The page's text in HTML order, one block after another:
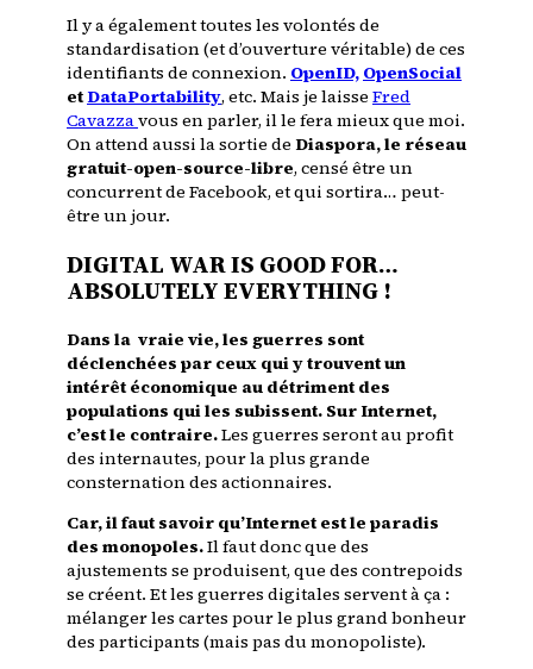
Il y a également toutes les volontés de
standardisation (et d’ouverture véritable) de ces
identifiants de connexion. OpenID, OpenSocial
etDataPortability, etc. Mais je laisse Fred
Cavazzavous en parler, il le fera mieux que moi.
On attend aussi la sortie de Diaspora, le réseau
gratuit-open-source-libre, censé être un
concurrent de Facebook, et qui sortira… peut-
être un jour.
DIGITAL WAR IS GOOD FOR…
ABSOLUTELY EVERYTHING !
Dans la vraie vie, les guerres sont
déclenchées par ceux qui y trouvent un
intérêt économique au détriment des
populations qui les subissent. Sur Internet,
c’est le contraire.Les guerres seront au profit
des internautes, pour la plus grande
consternation des actionnaires.
Car, il faut savoir qu’Internet estle paradis
des monopoles.Il faut donc que des
ajustements se produisent, que des contrepoids
se créent. Et les guerres digitales servent à ça :
mélanger les cartes pour le plus grand bonheur
des participants (mais pas du monopoliste).